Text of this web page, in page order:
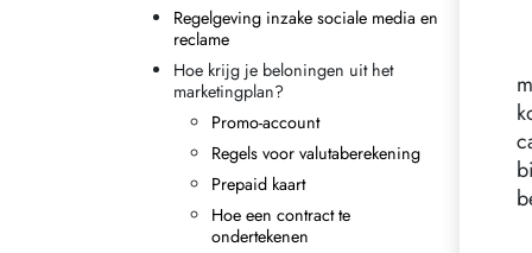
Regelgeving inzake sociale media en
reclame
Hoe krijg je beloningen uit het
marketingplan?
Promo-account
Regels voor valutaberekening
Prepaid kaart
Hoe een contract te
ondertekenen